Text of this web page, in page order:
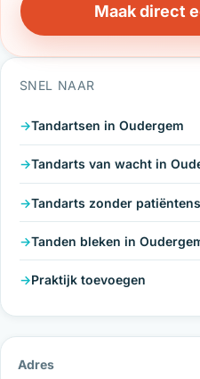
Maak direct
SNEL NAAR
Tandartsen in Oudergem
Tandarts van wacht in
Tandarts zonder
Tanden bleken in
Praktijk toevoegen
Adres